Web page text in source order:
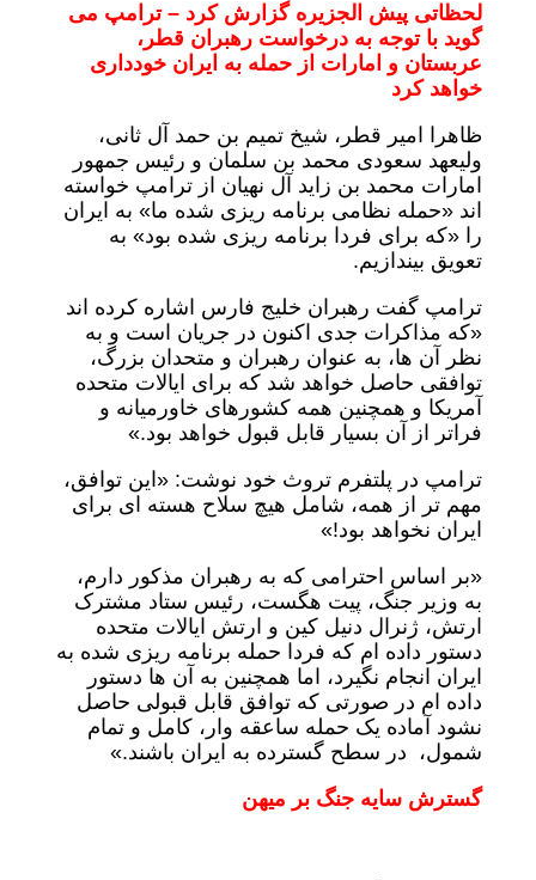
لحظاتی پیش الجزیره گزارش کرد –ترامپ می
گوید با توجه به درخواست رهبران قطر،
عربستان و امارات از حمله به ایران خودداری
خواهد کرد
ظاهرا امیر قطر، شیخ تمیم بن حمد آل ثانی،
ولیعهد سعودی محمد بن سلمان و رئیس جمهور
امارات محمد بن زاید آل نهیان از ترامپ خواسته
اند «حمله نظامی برنامه ریزی شده ما» به ایران
را «که برای فردا برنامه ریزی شده بود» به
تعویق بیندازیم.
ترامپ گفت رهبران خلیج فارس اشاره کرده اند
«که مذاکرات جدی اکنون در جریان است و به
نظر آن ها، به عنوان رهبران و متحدان بزرگ،
توافقی حاصل خواهد شد که برای ایالات متحده
آمریکا و همچنین همه کشورهای خاورمیانه و
فراتر از آن بسیار قابل قبول خواهد بود.»
ترامپ در پلتفرم تروث خود نوشت: «این توافق،
مهم تر از همه، شامل هیچ سلاح هسته ای برای
ایران نخواهد بود!»
«بر اساس احترامی که به رهبران مذکور دارم،
به وزیر جنگ، پیت هگست، رئیس ستاد مشترک
ارتش، ژنرال دنیل کین و ارتش ایالات متحده
دستور داده ام که فردا حمله برنامه ریزی شده به
ایران انجام نگیرد، اما همچنین به آن ها دستور
داده ام در صورتی که توافق قابل قبولی حاصل
نشود آماده یک حمله ساعقه وار، کامل و تمام
شمول، در سطح گسترده به ایران باشند.»
گسترش سایه جنگ بر میهن